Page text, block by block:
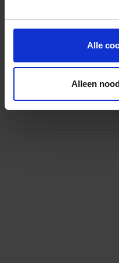
Alle
Alleen
Foto’s